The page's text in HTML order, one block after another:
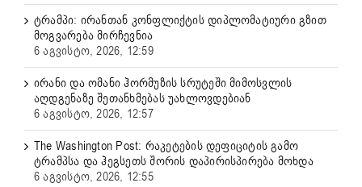
ტრამპი: ირანთან კონფლიქტის დიპლომატიური გზით
მოგვარება მირჩევნია
6 აგვისტო, 2026, 12:59
ირანი და ომანი ჰორმუზის სრუტეში მიმოსვლის
აღდგენაზე შეთანხმებას უახლოვდებიან
6 აგვისტო, 2026, 12:57
The Washington Post: რაკეტების დეფიციტის გამო
ტრამპსა და ჰეგსეთს შორის დაპირისპირება მოხდა
6 აგვისტო, 2026, 12:55